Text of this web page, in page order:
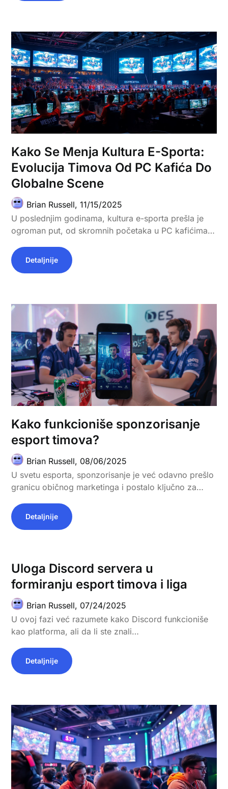
Kako Se Menja Kultura E-Sporta:
Evolucija Timova Od PC Kafića Do
Globalne Scene
Brian Russell,11/15/2025
U poslednjim godinama, kultura e-sporta prešla je
ogroman put, od skromnih početaka u PC kafićima…
Detaljnije
Kako funkcioniše sponzorisanje
esport timova?
Brian Russell, 08/06/2025
U svetu esporta, sponzorisanje je već odavno prešlo
granicu običnog marketinga i postalo ključno za…
Detaljnije
Uloga Discord servera u
formiranju esport timova i liga
Brian Russell, 07/24/2025
U ovoj fazi već razumete kako Discord funkcioniše
kao platforma, ali da li ste znali…
Detaljnije